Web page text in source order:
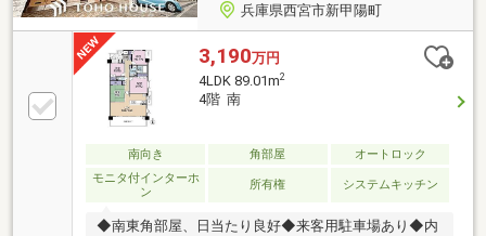
兵庫県西宮市新甲陽町
3,190万円
4LDK 89.01m2
4階 南
南向き 角部屋
オートロック
モニタ付インターホ
ン
所有権 システムキッチン
◆南東角部屋、日当たり良好◆来客用駐車場あり◆内